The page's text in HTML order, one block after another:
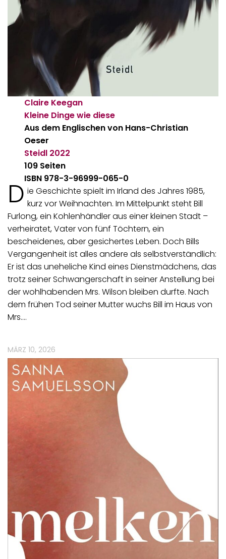
Claire Keegan
Kleine Dinge wie diese
Aus dem Englischen von Hans-Christian
Oeser
Steidl 2022
109 Seiten
ISBN 978-3-96999-065-0
D ie Geschichte spielt im Irland des Jahres 1985,
kurz vor Weihnachten. Im Mittelpunkt steht Bill
Furlong, ein Kohlenhändler aus einer kleinen Stadt –
verheiratet, Vater von fünf Töchtern, ein
bescheidenes, aber gesichertes Leben. Doch Bills
Vergangenheit ist alles andere als selbstverständlich:
Er ist das uneheliche Kind eines Dienstmädchens, das
trotz seiner Schwangerschaft in seiner Anstellung bei
der wohlhabenden Mrs. Wilson bleiben durfte. Nach
dem frühen Tod seiner Mutter wuchs Bill im Haus von
Mrs.…
MÄRZ 10, 2026